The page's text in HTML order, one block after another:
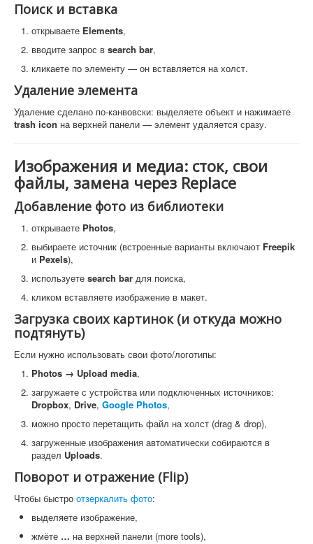
Поиск и вставка
открываете Elements,
вводите запрос в search bar,
кликаете по элементу — он вставляется на холст.
Удаление элемента
Удаление сделано по-канвовски: выделяете объект и нажимаете
trash icon на верхней панели — элемент удаляется сразу.
Изображения и медиа: сток, свои
файлы, замена через Replace
Добавление фото из библиотеки
открываете Photos,
выбираете источник (встроенные варианты включают Freepik
и Pexels),
используете search bar для поиска,
кликом вставляете изображение в макет.
Загрузка своих картинок (и откуда можно
подтянуть)
Если нужно использовать свои фото/логотипы:
Photos → Upload media,
загружаете с устройства или подключенных источников:
Dropbox, Drive, Google Photos,
можно просто перетащить файл на холст (drag & drop),
загруженные изображения автоматически собираются в
раздел Uploads.
Поворот и отражение (Flip)
Чтобы быстро отзеркалить фото:
выделяете изображение,
жмёте … на верхней панели (more tools),